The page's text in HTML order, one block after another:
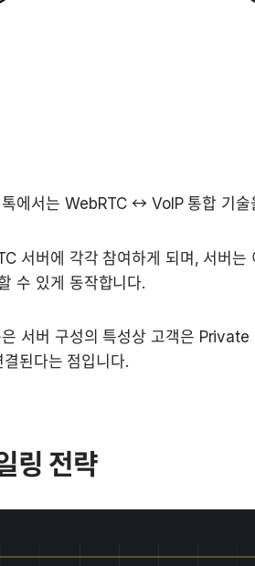
에서는 WebRTC ↔ VoIP 통합 기술
서버에 각각 참여하게 되며, 서버는
수 있게 동작합니다.
서버 구성의 특성상 고객은 Private
된다는 점입니다.
링 전략